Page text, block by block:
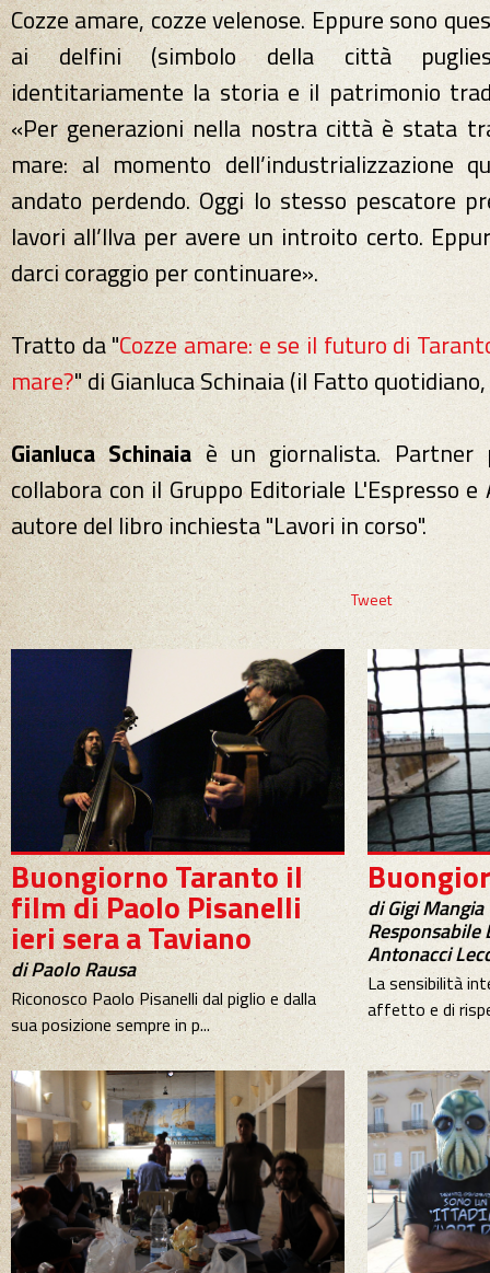
Cozze amare, cozze velenose. Eppure sono
ai delfini (simbolo della città
identitariamente la storia e il patrimonio
«Per generazioni nella nostra città è stata
mare: al momento dell’industrializzazione
andato perdendo. Oggi lo stesso pescatore
lavori all’Ilva per avere un introito certo.
darci coraggio per continuare».
Tratto da "Cozze amare: e se il futuro di
mare?" di Gianluca Schinaia (il Fatto
Gianluca Schinaiaè un giornalista. Partner
collabora con il Gruppo Editoriale L'Espresso
autore del libro inchiesta "Lavori in corso".
Tweet
Buongiorno Taranto il
film di Paolo Pisanelli
ieri sera a Taviano
di Paolo Rausa
Riconosco Paolo Pisanelli dal piglio e dalla
sua posizione sempre in p...
di Gigi Mangia
Responsabile
Antonacci
La sensibilità
affetto e di